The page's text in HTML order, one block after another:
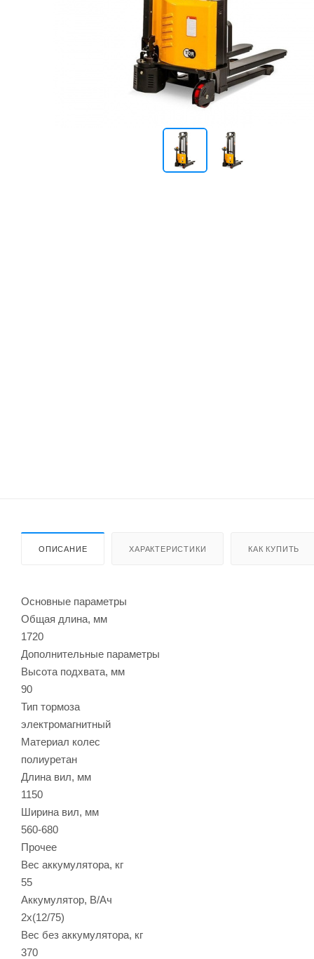
ОПИСАНИЕ ХАРАКТЕРИСТИКИ КАК КУПИТЬ
Основные параметры
Общая длина, мм
1720
Дополнительные параметры
Высота подхвата, мм
90
Тип тормоза
электромагнитный
Материал колес
полиуретан
Длина вил, мм
1150
Ширина вил, мм
560-680
Прочее
Вес аккумулятора, кг
55
Аккумулятор, В/Ач
2х(12/75)
Вес без аккумулятора, кг
370